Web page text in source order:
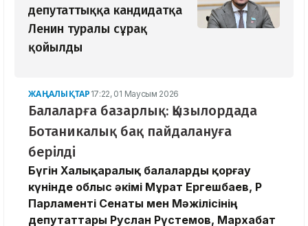
депутаттыққа кандидатқа
Ленин туралы сұрақ
қойылды
ЖАҢАЛЫҚТАР 17:22, 01 Маусым 2026
Балаларға базарлық: Қызылордада
Ботаникалық бақ пайдалануға
берілді
Бүгін Халықаралық балаларды қорғау
күнінде облыс әкімі Мұрат Ергешбаев, ҚР
Парламенті Сенаты мен Мәжілісінің
депутаттары Руслан Рүстемов, Мархабат